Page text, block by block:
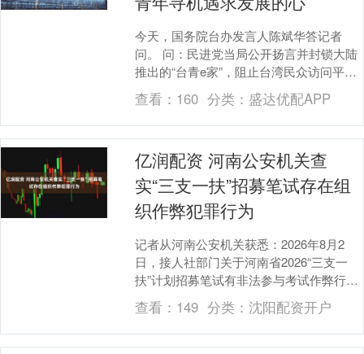
今天，国务院台办发言人陈斌华答记者
问。 问：民进党当局公开扬言并封锁大陆
推出的“台青e家”，阻止台湾民众访问平
台，并称平台存在个资外泄风险，是大陆
对台进行舆论战....
查看： 160 分类： 盛达优配APP
亿润配资 河南公安机关查
实“三支一扶”招募笔试存在组
织作弊犯罪行为
记者从河南公安机关获悉：2026年8月2
日，接人社部门关于河南省2026“三支一
扶”计划招募笔试有非法参与考试作弊行为
的报案后，公安机关高度重视，迅速成立
专案组....
查看： 149 分类： 沈阳配资开户